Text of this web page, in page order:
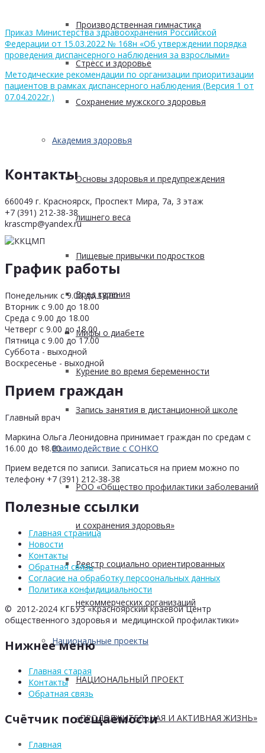
Производственная гимнастика
Стресс и здоровье
Сохранение мужского здоровья
Академия здоровья
Основы здоровья и предупреждения
лишнего веса
Пищевые привычки подростков
Вред курения
Мифы о диабете
Курение во время беременности
Запись занятия в дистанционной школе
Взаимодействие с СОНКО
РОО «Общество профилактики заболеваний
и сохранения здоровья»
Реестр социально ориентированных
некоммерческих организаций
Национальные проекты
НАЦИОНАЛЬНЫЙ ПРОЕКТ
«ПРОДОЛЖИТЕЛЬНАЯ И АКТИВНАЯ ЖИЗНЬ»
Приказ Министерства здравоохранения Российской
Федерации от 15.03.2022 № 168н «Об утверждении порядка
проведения диспансерного наблюдения за взрослыми»
Методические рекомендации по организации приоритизации
пациентов в рамках диспансерного наблюдения (Версия 1 от
07.04.2022г.)
Контакты
660049 г. Красноярск, Проспект Мира, 7а, 3 этаж
+7 (391) 212-38-38
krascmp@yandex.ru
График работы
Понедельник с 9.00 до 18.00
Вторник с 9.00 до 18.00
Среда с 9.00 до 18.00
Четверг с 9.00 до 18.00
Пятница с 9.00 до 17.00
Суббота - выходной
Воскресенье - выходной
Прием граждан
Главный врач
Маркина Ольга Леонидовна принимает граждан по средам с
16.00 до 18.00.
Прием ведется по записи. Записаться на прием можно по
телефону +7 (391) 212-38-38
Полезные ссылки
Главная страница
Новости
Контакты
Обратная связь
Согласие на обработку персоональных данных
Политика конфидициальности
© 2012-2024 КГБУЗ «Красноярский краевой Центр
общественного здоровья и медицинской профилактики»
Нижнее меню
Главная старая
Контакты
Обратная связь
Счётчик посещаемости
Главная